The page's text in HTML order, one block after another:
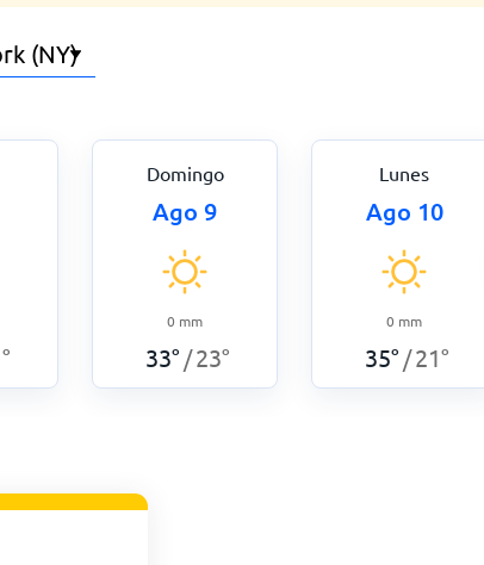
°
Domingo
Ago 9
0 mm
33° /23°
Lunes
Ago 10
0 mm
35° /21°